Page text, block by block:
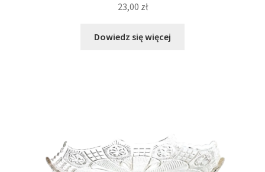
23,00 zł
Dowiedz się więcej